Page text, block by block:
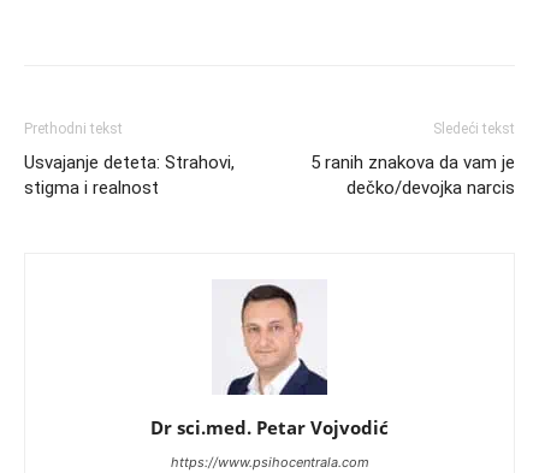
Prethodni tekst
Usvajanje deteta: Strahovi,
stigma i realnost
Sledeći tekst
5 ranih znakova da vam je
dečko/devojka narcis
Dr sci.med. Petar Vojvodić
https://www.psihocentrala.com